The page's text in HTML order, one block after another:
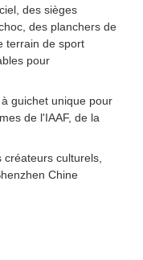
des sièges
des planchers de
terrain de sport
pour
guichet unique pour
de l'IAAF, de la
culturels,
Chine